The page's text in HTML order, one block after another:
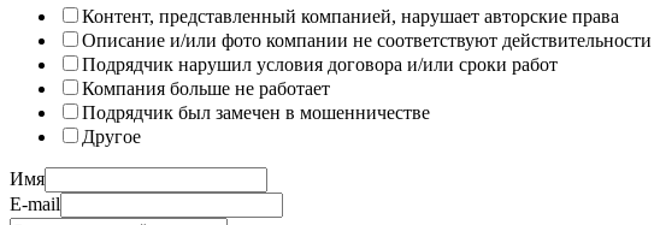
Контент, представленный компанией, нарушает авторские права
Описание и/или фото компании не соответствуют действительности
Подрядчик нарушил условия договора и/или сроки работ
Компания больше не работает
Подрядчик был замечен в мошенничестве
Другое
Имя
E-mail